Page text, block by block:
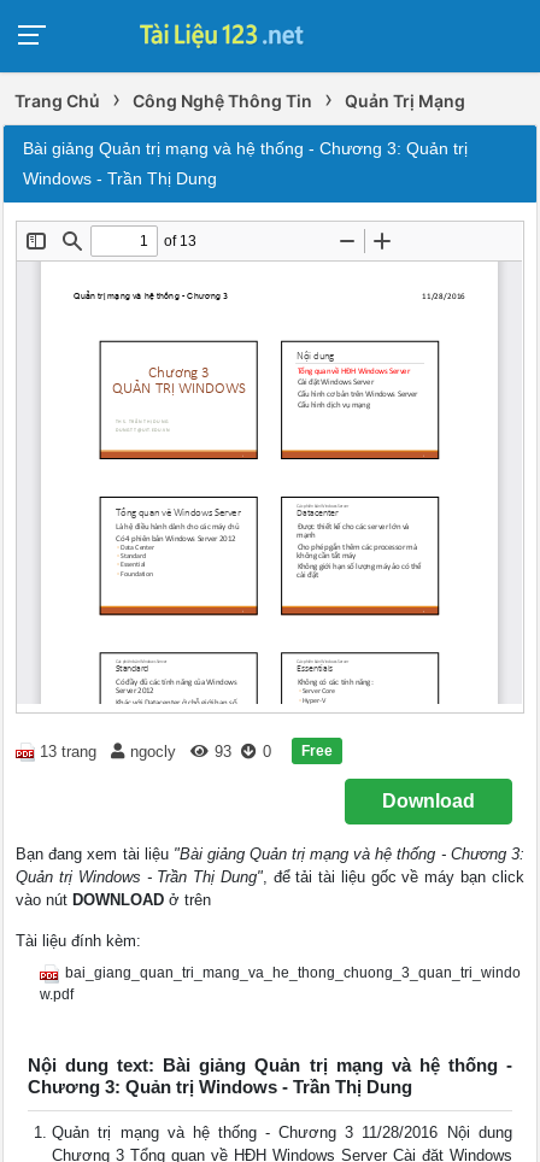
Trang Chủ › Công Nghệ Thông Tin › Quản Trị Mạng
Bài giảng Quản trị mạng và hệ thống - Chương 3: Quản trị
Windows - Trần Thị Dung
13 trang ngocly 93 0 Free
Download
Bạn đang xem tài liệu "Bài giảng Quản trị mạng và hệ thống - Chương 3:
Quản trị Windows - Trần Thị Dung", để tải tài liệu gốc về máy bạn click
vào nút DOWNLOAD ở trên
Tài liệu đính kèm:
bai_giang_quan_tri_mang_va_he_thong_chuong_3_quan_tri_windo
w.pdf
Nội dung text: Bài giảng Quản trị mạng và hệ thống -
Chương 3: Quản trị Windows - Trần Thị Dung
Quản trị mạng và hệ thống - Chương 3 11/28/2016 Nội dung
Chương 3 Tổng quan về HĐH Windows Server Cài đặt Windows